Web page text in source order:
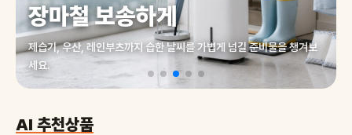
장마철 보송하게
제습기, 우산, 레인부츠까지 습한 날씨를 가볍게 넘길 준비물을 챙겨보
세요.
AI 추천상품